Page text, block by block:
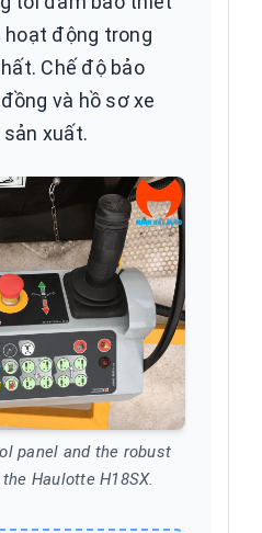
hoạt động trong
Chế độ bảo
và hồ sơ xe
xuất.
panel and the robust
Haulotte H18SX.